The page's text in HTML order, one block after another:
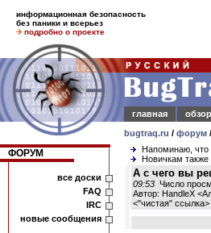
информационная безопасность
без паники и всерьез
подробно о проекте
главная
обзор
bugtraq.ru / форум /
ФОРУМ
все доски
FAQ
IRC
новые сообщения
Напоминаю, что
Новичкам также
А с чего вы
09:53 Число
Автор: HandleX
<"чистая" ссылка>